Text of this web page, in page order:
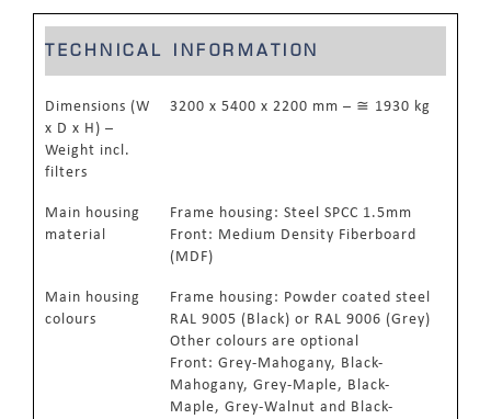
TECHNICAL INFORMATION
Dimensions (W
x D x H) –
Weight incl.
filters
3200 x 5400 x 2200 mm – ≅ 1930 kg
Main housing
material
Frame housing: Steel SPCC 1.5mm
Front: Medium Density Fiberboard
(MDF)
Main housing
colours
Frame housing: Powder coated steel
RAL 9005 (Black) or RAL 9006 (Grey)
Other colours are optional
Front: Grey-Mahogany, Black-
Mahogany, Grey-Maple, Black-
Maple, Grey-Walnut and Black-